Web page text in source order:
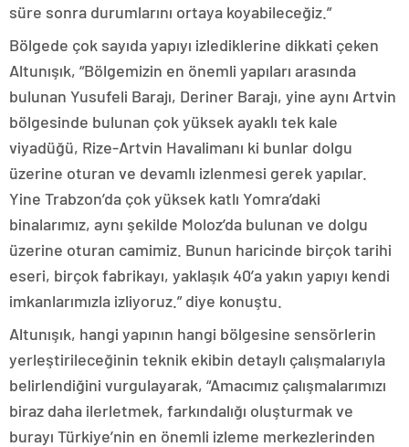
süre sonra durumlarını ortaya koyabileceğiz.”
Bölgede çok sayıda yapıyı izlediklerine dikkati çeken
Altunışık, “Bölgemizin en önemli yapıları arasında
bulunan Yusufeli Barajı, Deriner Barajı, yine aynı Artvin
bölgesinde bulunan çok yüksek ayaklı tek kale
viyadüğü, Rize-Artvin Havalimanı ki bunlar dolgu
üzerine oturan ve devamlı izlenmesi gerek yapılar.
Yine Trabzon’da çok yüksek katlı Yomra’daki
binalarımız, aynı şekilde Moloz’da bulunan ve dolgu
üzerine oturan camimiz. Bunun haricinde birçok tarihi
eseri, birçok fabrikayı, yaklaşık 40’a yakın yapıyı kendi
imkanlarımızla izliyoruz.” diye konuştu.
Altunışık, hangi yapının hangi bölgesine sensörlerin
yerleştirileceğinin teknik ekibin detaylı çalışmalarıyla
belirlendiğini vurgulayarak, “Amacımız çalışmalarımızı
biraz daha ilerletmek, farkındalığı oluşturmak ve
burayı Türkiye’nin en önemli izleme merkezlerinden